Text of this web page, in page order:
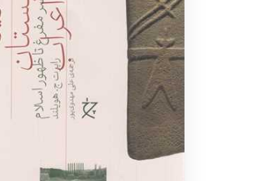
سایر کشورهای اروپا
جستار و مقاله